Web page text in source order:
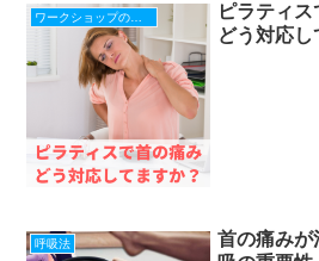
ワークショップの告知、感想
ピラティス
どう対応し
呼吸法
首の痛みが